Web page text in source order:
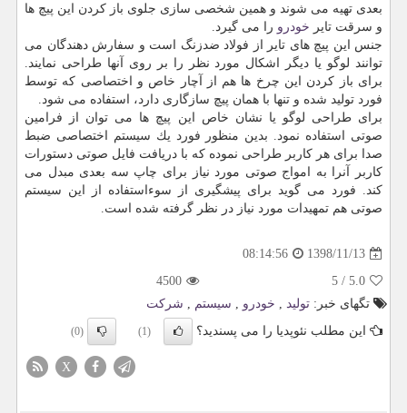
بعدی تهیه می شوند و همین شخصی سازی جلوی باز كردن این پیچ ها
و سرقت تایر خودرو را می گیرد.
جنس این پیچ های تایر از فولاد ضدزنگ است و سفارش دهندگان می
توانند لوگو یا دیگر اشكال مورد نظر را بر روی آنها طراحی نمایند.
برای باز كردن این چرخ ها هم از آچار خاص و اختصاصی كه توسط
فورد تولید شده و تنها با همان پیچ سازگاری دارد، استفاده می شود.
برای طراحی لوگو یا نشان خاص این پیچ ها می توان از فرامین
صوتی استفاده نمود. بدین منظور فورد یك سیستم اختصاصی ضبط
صدا برای هر كاربر طراحی نموده كه با دریافت فایل صوتی دستورات
كاربر آنرا به امواج صوتی مورد نیاز برای چاپ سه بعدی مبدل می
كند. فورد می گوید برای پیشگیری از سوءاستفاده از این سیستم
صوتی هم تمهیدات مورد نیاز در نظر گرفته شده است.
1398/11/13
08:14:56
5.0
/
5
4500
تگهای خبر: تولید , خودرو , سیستم , شركت
این مطلب نئوپدیا را می پسندید؟
(1)
(0)
X